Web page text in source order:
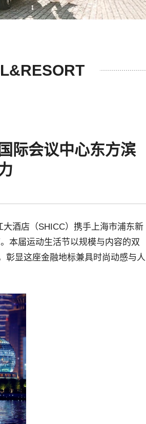
际会议中心东方滨
酒店（SHICC）携手上海市浦东新
本届运动生活节以规模与内容的双
彰显这座金融地标兼具时尚动感与人